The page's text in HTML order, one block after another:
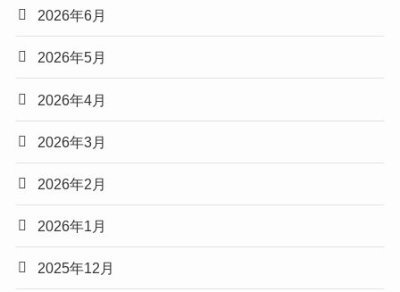
2026年6月
2026年5月
2026年4月
2026年3月
2026年2月
2026年1月
2025年12月